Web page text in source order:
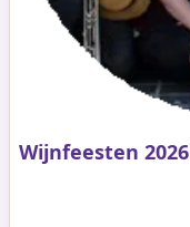
Wijnfeesten 2026